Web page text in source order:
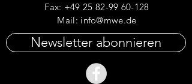
Fax: +49 25 82-99 60-128
Mail: info@mwe.de
Newsletter abonnieren